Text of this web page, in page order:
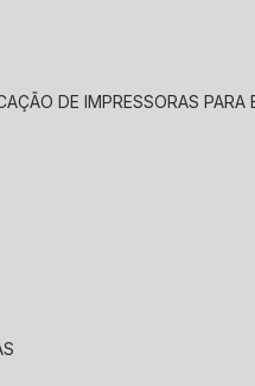
DE IMPRESSORAS PARA